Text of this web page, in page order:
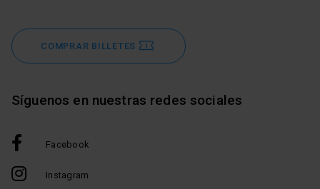
COMPRAR BILLETES
Síguenos en nuestras redes sociales
Facebook
Instagram